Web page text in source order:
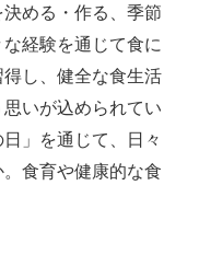
める・作る、季節
経験を通じて食に
し、健全な食生活
いが込められてい
」を通じて、日々
食育や健康的な食